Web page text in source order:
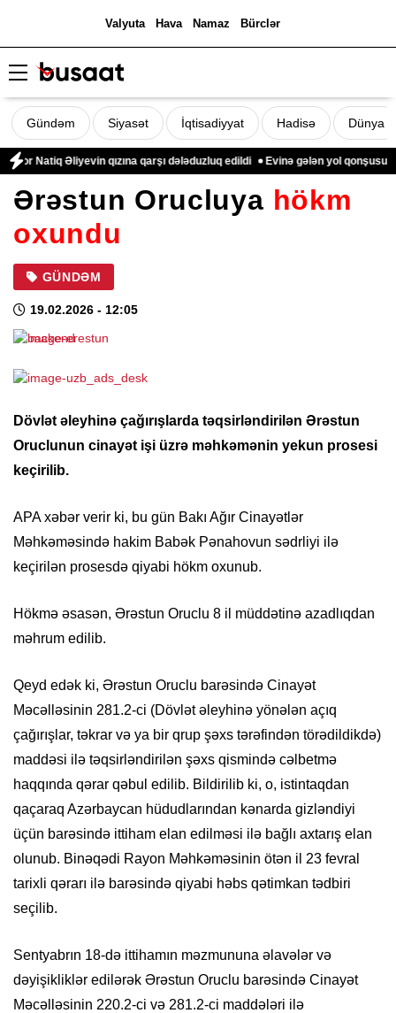
Valyuta Hava Namaz Bürclər
Gündəm Siyasət İqtisadiyyat Hadisə Dünya
Natiq Əliyevin qızına qarşı dələduzluq edildi Evinə gələn yol qonşusu
Ərəstun Orucluya hökm
oxundu
GÜNDƏM
19.02.2026 - 12:05
Dövlət əleyhinə çağırışlarda təqsirləndirilən Ərəstun
Oruclunun cinayət işi üzrə məhkəmənin yekun prosesi
keçirilib.
APA xəbər verir ki, bu gün Bakı Ağır Cinayətlər
Məhkəməsində hakim Babək Pənahovun sədrliyi ilə
keçirilən prosesdə qiyabi hökm oxunub.
Hökmə əsasən, Ərəstun Oruclu 8 il müddətinə azadlıqdan
məhrum edilib.
Qeyd edək ki, Ərəstun Oruclu barəsində Cinayət
Məcəlləsinin 281.2-ci (Dövlət əleyhinə yönələn açıq
çağırışlar, təkrar və ya bir qrup şəxs tərəfindən törədildikdə)
maddəsi ilə təqsirləndirilən şəxs qismində cəlbetmə
haqqında qərar qəbul edilib. Bildirilib ki, o, istintaqdan
qaçaraq Azərbaycan hüdudlarından kənarda gizləndiyi
üçün barəsində ittiham elan edilməsi ilə bağlı axtarış elan
olunub. Binəqədi Rayon Məhkəməsinin ötən il 23 fevral
tarixli qərarı ilə barəsində qiyabi həbs qətimkan tədbiri
seçilib.
Sentyabrın 18-də ittihamın məzmununa əlavələr və
dəyişikliklər edilərək Ərəstun Oruclu barəsində Cinayət
Məcəlləsinin 220.2-ci və 281.2-ci maddələri ilə